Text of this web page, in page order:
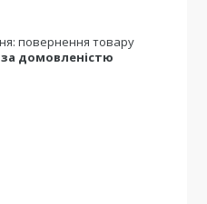
повернення товару
за домовленістю